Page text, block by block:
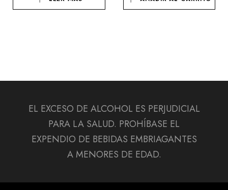
EL EXCESO DE ALCOHOL ES PERJUDICIAL
PARA LA SALUD. PROHÍBASE EL
EXPENDIO DE BEBIDAS EMBRIAGANTES
A MENORES DE EDAD.